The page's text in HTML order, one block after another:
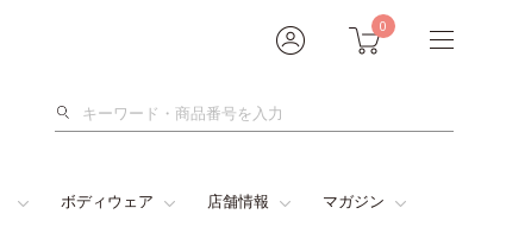
0
検
ボディウェア 店舗情報 マガジン